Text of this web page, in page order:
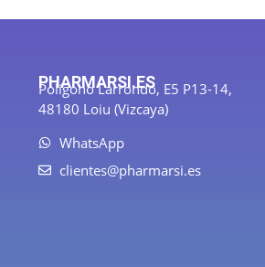
PHARMARSI.ES
Polígono Larrondo, E5 P13-14,
48180 Loiu (Vizcaya)
WhatsApp
clientes@pharmarsi.es